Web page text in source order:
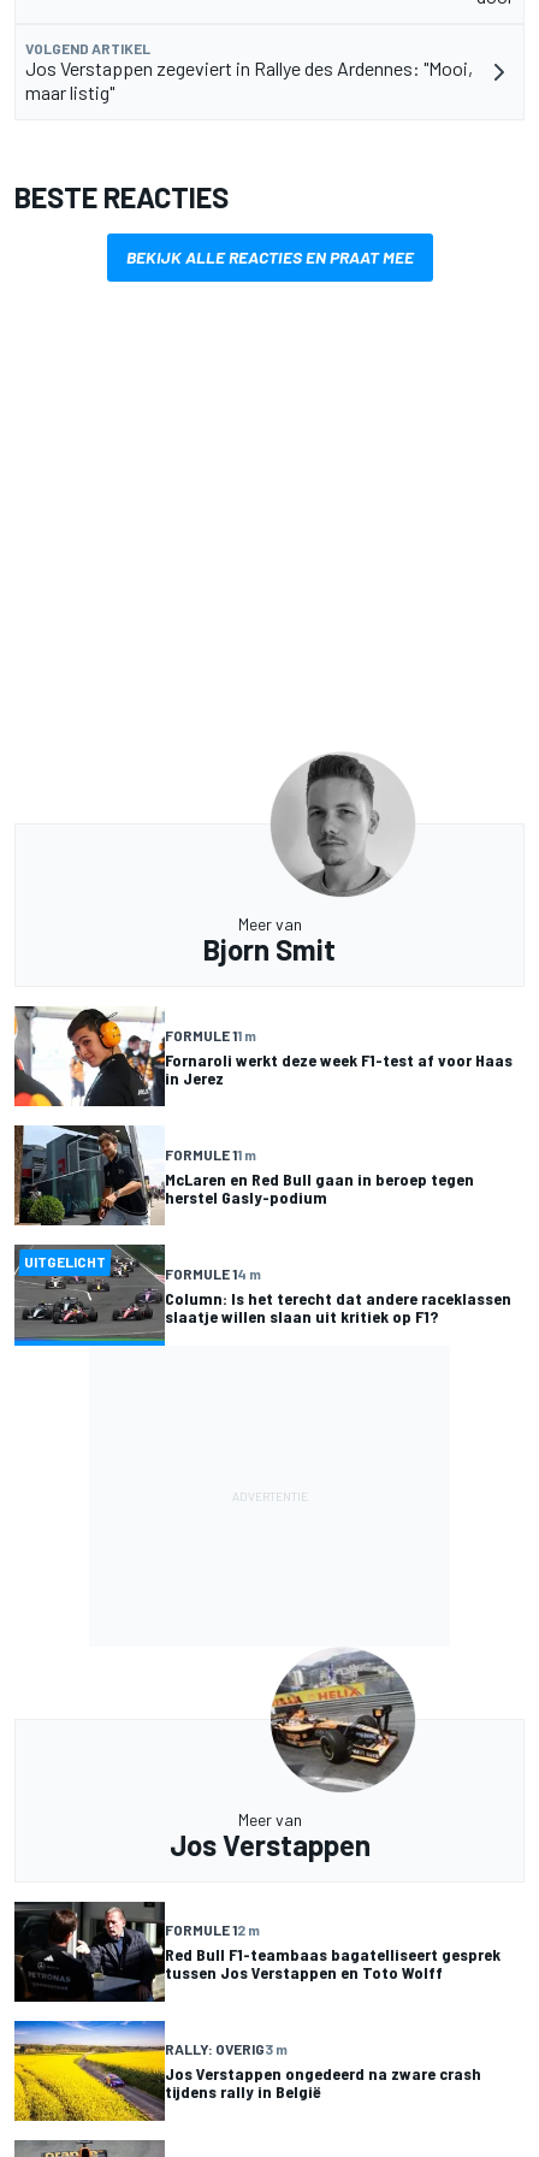
VOLGEND ARTIKEL
Jos Verstappen zegeviert in Rallye des Ardennes: "Mooi,
maar listig"
BESTE REACTIES
BEKIJK ALLE REACTIES EN PRAAT MEE
Meer van
Bjorn Smit
FORMULE 11 m
Fornaroli werkt deze week F1-test af voor Haas
in Jerez
FORMULE 11 m
McLaren en Red Bull gaan in beroep tegen
herstel Gasly-podium
UITGELICHT
FORMULE 14 m
Column: Is het terecht dat andere raceklassen
slaatje willen slaan uit kritiek op F1?
Meer van
Jos Verstappen
FORMULE 12 m
Red Bull F1-teambaas bagatelliseert gesprek
tussen Jos Verstappen en Toto Wolff
RALLY: OVERIG3 m
Jos Verstappen ongedeerd na zware crash
tijdens rally in België